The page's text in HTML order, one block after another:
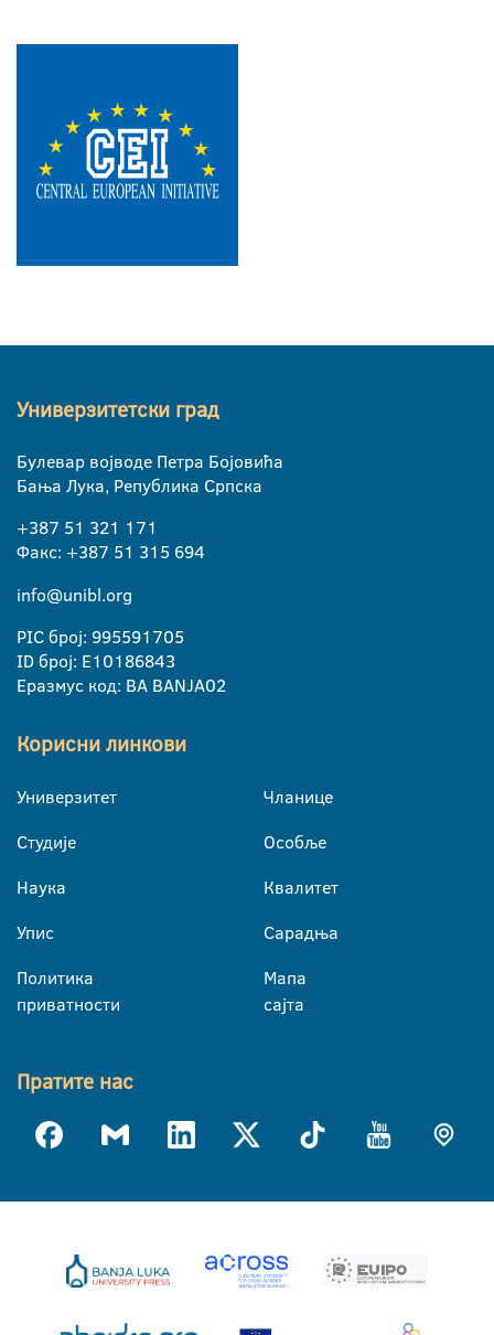
Универзитетски град
Булевар војводе Петра Бојовића
Бања Лука, Република Српска
+387 51 321 171
Факс: +387 51 315 694
info@unibl.org
PIC број: 995591705
ID број: E10186843
Еразмус код: BA BANJA02
Корисни линкови
Универзитет
Студије
Наука
Упис
Политика
приватности
Чланице
Особље
Квалитет
Сарадња
Мапа
сајта
Пратите нас